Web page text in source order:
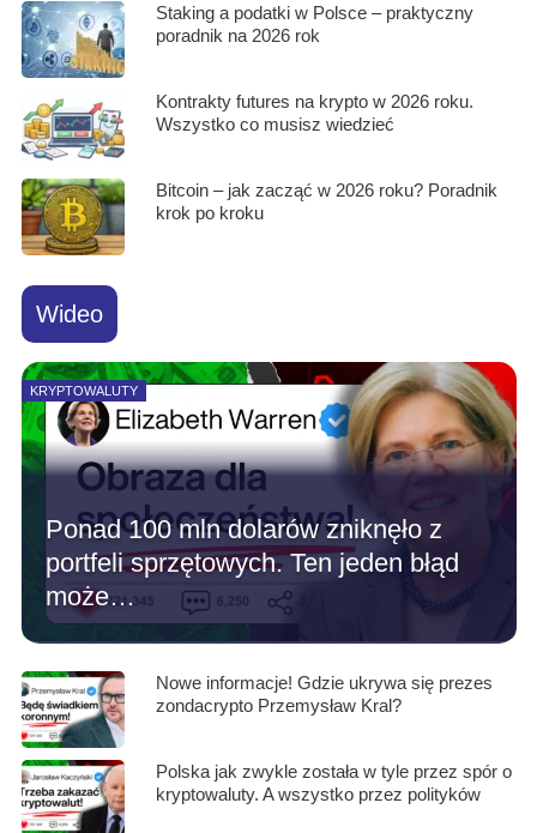
Staking a podatki w Polsce – praktyczny
poradnik na 2026 rok
Kontrakty futures na krypto w 2026 roku.
Wszystko co musisz wiedzieć
Bitcoin – jak zacząć w 2026 roku? Poradnik
krok po kroku
Wideo
KRYPTOWALUTY
Ponad 100 mln dolarów zniknęło z
portfeli sprzętowych. Ten jeden błąd
może…
Nowe informacje! Gdzie ukrywa się prezes
zondacrypto Przemysław Kral?
Polska jak zwykle została w tyle przez spór o
kryptowaluty. A wszystko przez polityków